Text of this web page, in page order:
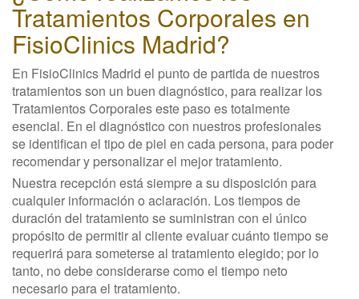
Tratamientos Corporales en
FisioClinics Madrid?
En FisioClinics Madrid el punto de partida de nuestros
tratamientos son un buen diagnóstico, para realizar los
Tratamientos Corporales este paso es totalmente
esencial. En el diagnóstico con nuestros profesionales
se identifican el tipo de piel en cada persona, para poder
recomendar y personalizar el mejor tratamiento.
Nuestra recepción está siempre a su disposición para
cualquier información o aclaración. Los tiempos de
duración del tratamiento se suministran con el único
propósito de permitir al cliente evaluar cuánto tiempo se
requerirá para someterse al tratamiento elegido; por lo
tanto, no debe considerarse como el tiempo neto
necesario para el tratamiento.